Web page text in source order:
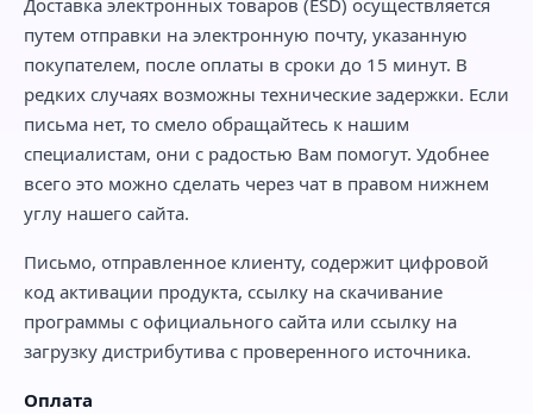
Доставка электронных товаров (ESD) осуществляется
путем отправки на электронную почту, указанную
покупателем, после оплаты в сроки до 15 минут. В
редких случаях возможны технические задержки. Если
письма нет, то смело обращайтесь к нашим
специалистам, они с радостью Вам помогут. Удобнее
всего это можно сделать через чат в правом нижнем
углу нашего сайта.
Письмо, отправленное клиенту, содержит цифровой
код активации продукта, ссылку на скачивание
программы с официального сайта или ссылку на
загрузку дистрибутива с проверенного источника.
Оплата